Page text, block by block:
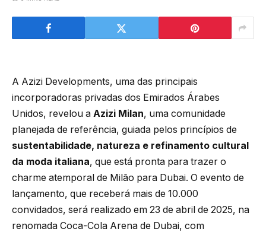
A Azizi Developments, uma das principais
incorporadoras privadas dos Emirados Árabes
Unidos, revelou a Azizi Milan, uma comunidade
planejada de referência, guiada pelos princípios de
sustentabilidade, natureza e refinamento cultural
da moda italiana, que está pronta para trazer o
charme atemporal de Milão para Dubai. O evento de
lançamento, que receberá mais de 10.000
convidados, será realizado em 23 de abril de 2025, na
renomada Coca-Cola Arena de Dubai, com